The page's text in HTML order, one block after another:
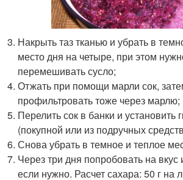
Накрыть таз тканью и убрать в
место дня на четыре, при этом
перемешивать сусло;
Отжать при помощи марли сок,
профильтровать тоже через марлю;
Перелить сок в банки и установить
(покупной или из подручных
Снова убрать в темное и теплое
Через три дня попробовать на вкус
если нужно. Расчет сахара: 50 г на